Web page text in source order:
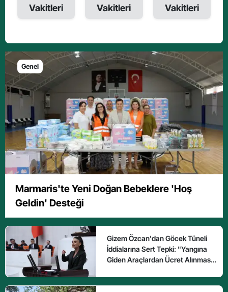
Vakitleri
Vakitleri
Vakitleri
Genel
Marmaris'te Yeni Doğan Bebeklere 'Hoş
Geldin' Desteği
Gizem Özcan'dan Göcek Tüneli
İddialarına Sert Tepki: "Yangına
Giden Araçlardan Ücret Alınması